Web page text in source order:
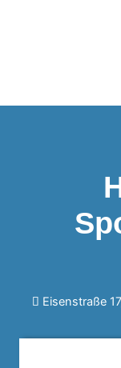
Eisenstraße